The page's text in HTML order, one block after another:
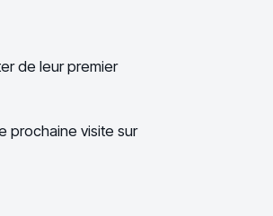
de leur premier
prochaine visite sur